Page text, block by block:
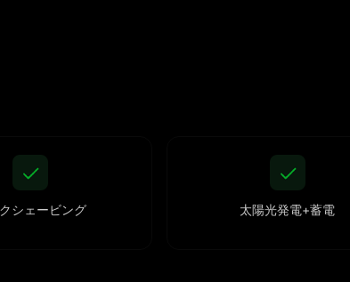
シェービング 太陽光発電+蓄電